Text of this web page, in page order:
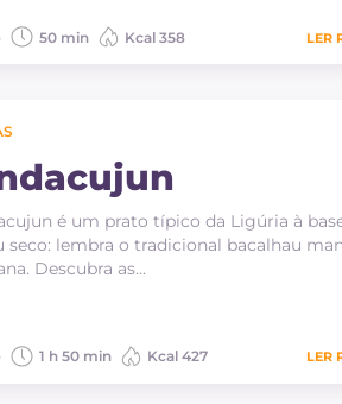
50 min Kcal 358 LER
é um prato típico da Ligúria à
seco: lembra o tradicional bacalhau
Descubra as…
1 h 50 min Kcal 427 LER